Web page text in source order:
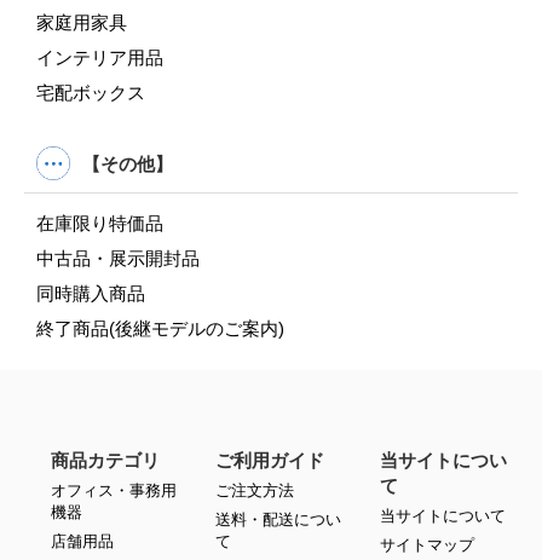
家庭用家具
インテリア用品
宅配ボックス
【その他】
在庫限り特価品
中古品・展示開封品
同時購入商品
終了商品(後継モデルのご案内)
商品カテゴリ
オフィス・事務用
機器
店舗用品
ご利用ガイド
ご注文方法
送料・配送につい
て
当サイトについ
て
当サイトについて
サイトマップ